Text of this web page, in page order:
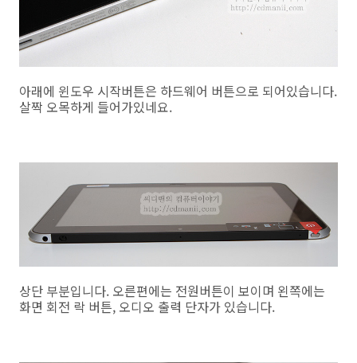
아래에 윈도우 시작버튼은 하드웨어 버튼으로 되어있습니다.
살짝 오목하게 들어가있네요.
상단 부분입니다. 오른편에는 전원버튼이 보이며 왼쪽에는
화면 회전 락 버튼, 오디오 출력 단자가 있습니다.